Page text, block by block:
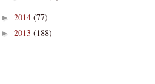
► 2014 (77)
► 2013 (188)